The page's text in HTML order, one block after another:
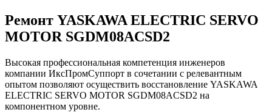
Ремонт YASKAWA ELECTRIC SERVO
MOTOR SGDM08ACSD2
Высокая профессиональная компетенция инженеров
компании ИксПромСуппорт в сочетании с релевантным
опытом позволяют осуществить восстановление YASKAWA
ELECTRIC SERVO MOTOR SGDM08ACSD2 на
компонентном уровне.